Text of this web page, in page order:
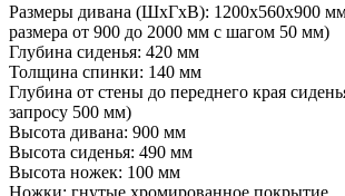
Размеры дивана (ШхГхВ): 1200х560х900
размера от 900 до 2000 мм с шагом 50 мм)
Глубина сиденья: 420 мм
Толщина спинки: 140 мм
Глубина от стены до переднего края
запросу 500 мм)
Высота дивана: 900 мм
Высота сиденья: 490 мм
Высота ножек: 100 мм
Ножки: гнутые хромированное покрытие